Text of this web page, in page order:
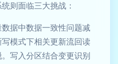
则面临三大挑战：
据中数据一致性问题减
模式下相关更新流回读
写入分区结合变更识别